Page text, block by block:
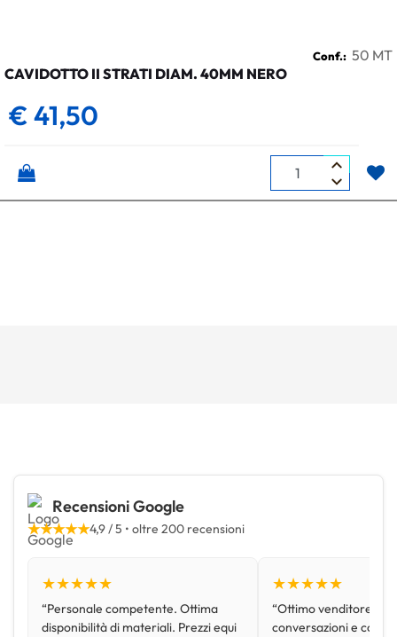
Conf.: 50 MT
CAVIDOTTO II STRATI DIAM. 40MM NERO
€ 41,50
Quantità
Recensioni Google
★★★★★4,9 / 5 • oltre 200 recensioni
★★★★★
“Personale competente. Ottima
disponibilità di materiali. Prezzi equi
★★★★★
“Ottimo venditore,
conversazioni e con